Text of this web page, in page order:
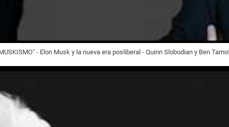
- Elon Musk y la nueva era posliberal - Quinn Slobodian y Ben